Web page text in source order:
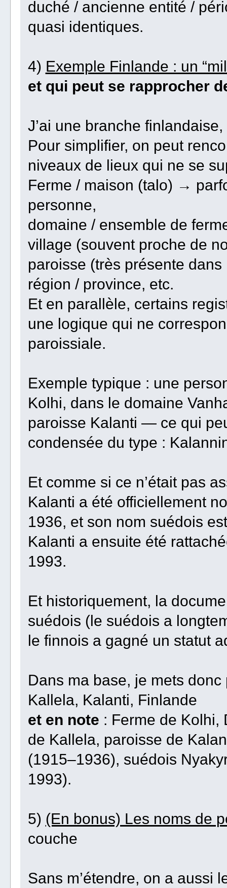
duché / ancienne entité /
quasi identiques.
4) Exemple Finlande : un
et qui peut se rapprocher
J’ai une branche
Pour simplifier, on peut
niveaux de lieux qui ne se
Ferme / maison (talo) →
personne,
domaine / ensemble de
village (souvent proche de
paroisse (très présente
région / province, etc.
Et en parallèle, certains
une logique qui ne
paroissiale.
Exemple typique : une
Kolhi, dans le domaine
paroisse Kalanti — ce qui
condensée du type :
Et comme si ce n’était pas
Kalanti a été officiellement
1936, et son nom suédois
Kalanti a ensuite été
1993.
Et historiquement, la
suédois (le suédois a
le finnois a gagné un statut
Dans ma base, je mets donc
Kallela, Kalanti, Finlande
et en note : Ferme de Kolhi,
de Kallela, paroisse de
(1915–1936), suédois
1993).
5) (En bonus) Les noms de
couche
Sans m’étendre, on a aussi